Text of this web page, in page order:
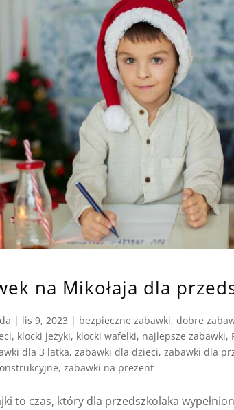
na Mikołaja dla
| lis 9, 2023 | bezpieczne zabawki,dobre
, klocki jeżyki, klocki wafelki, najlepsze zabawki,
dla 3 latka,zabawki dla dzieci,zabawki dla
,zabawki na prezent
to czas, który dla przedszkolaka